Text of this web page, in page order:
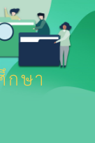
กษา